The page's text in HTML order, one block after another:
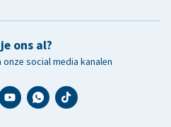
ons al?
social media kanalen